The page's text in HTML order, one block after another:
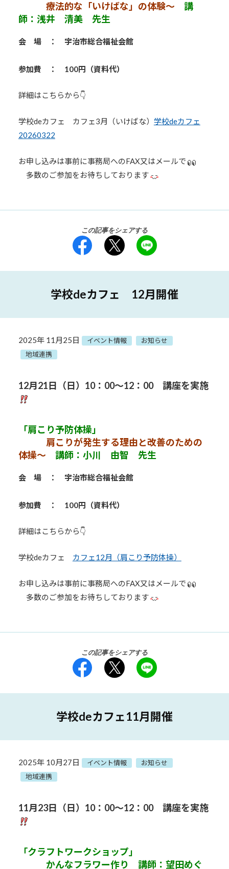
療法的な「いけばな」の体験～ 講
師：浅井 清美 先生
会 場 ： 宇治市総合福祉会館
参加費 ： 100円（資料代）
詳細はこちらから👇
学校deカフェ カフェ3月（いけばな） 学校deカフェ
20260322
お申し込みは事前に事務局へのFAX又はメールで
多数のご参加をお待ちしております
この記事をシェアする
学校deカフェ 12月開催
2025年 11月25日 イベント情報
お知らせ
地域連携
12月21日（日）10：00～12：00 講座を実施
「肩こり予防体操」
肩こりが発生する理由と改善のための
体操～ 講師：小川 由智 先生
会 場 ： 宇治市総合福祉会館
参加費 ： 100円（資料代）
詳細はこちらから👇
学校deカフェ カフェ12月（肩こり予防体操）
お申し込みは事前に事務局へのFAX又はメールで
多数のご参加をお待ちしております
この記事をシェアする
学校deカフェ11月開催
2025年 10月27日 イベント情報
お知らせ
地域連携
11月23日（日）10：00～12：00 講座を実施
「クラフトワークショップ」
かんなフラワー作り 講師：望田めぐ